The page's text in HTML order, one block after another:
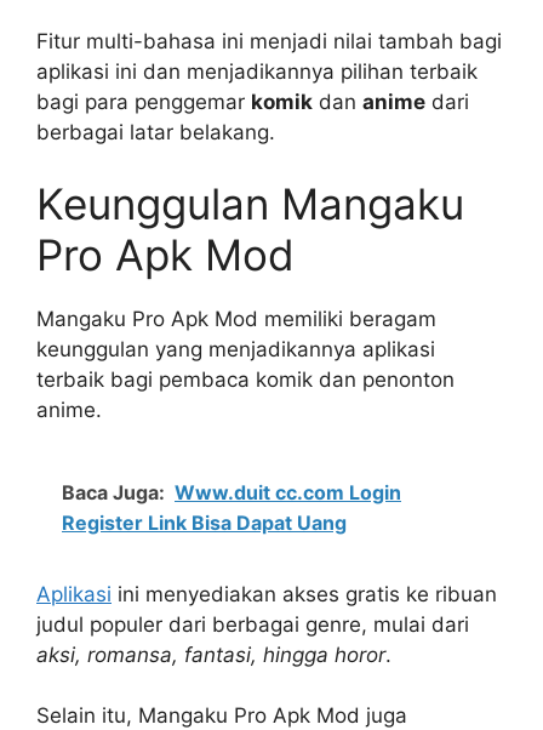
Fitur multi-bahasa ini menjadi nilai tambah bagi
aplikasi ini dan menjadikannya pilihan terbaik
bagi para penggemar komik dan anime dari
berbagai latar belakang.
Keunggulan Mangaku
Pro Apk Mod
Mangaku Pro Apk Mod memiliki beragam
keunggulan yang menjadikannya aplikasi
terbaik bagi pembaca komik dan penonton
anime.
Baca Juga: Www.duit cc.com Login
Register Link Bisa Dapat Uang
Aplikasi ini menyediakan akses gratis ke ribuan
judul populer dari berbagai genre, mulai dari
aksi, romansa, fantasi, hingga horor.
Selain itu, Mangaku Pro Apk Mod juga